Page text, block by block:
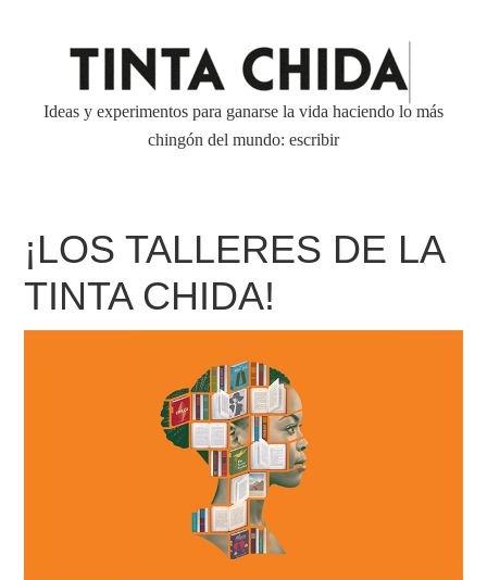
Ideas y experimentos para ganarse la vida haciendo lo más
chingón del mundo: escribir
¡LOS TALLERES DE LA
TINTA CHIDA!